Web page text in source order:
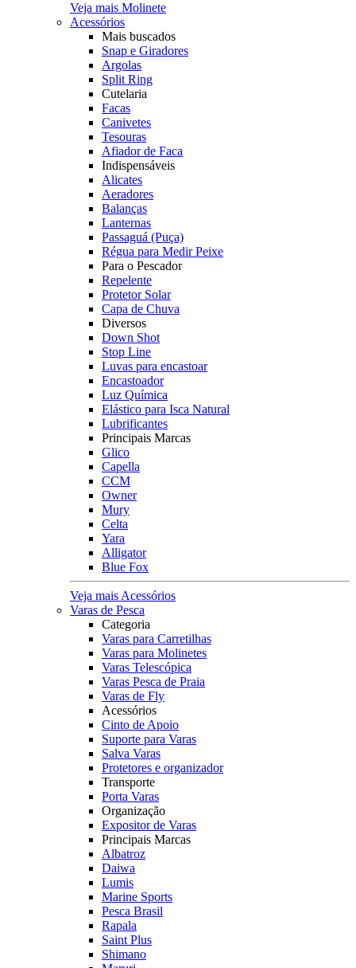
Veja mais Molinete
Acessórios
Mais buscados
Snap e Giradores
Argolas
Split Ring
Cutelaria
Facas
Canivetes
Tesouras
Afiador de Faca
Indispensáveis
Alicates
Aeradores
Balanças
Lanternas
Passaguá (Puça)
Régua para Medir Peixe
Para o Pescador
Repelente
Protetor Solar
Capa de Chuva
Diversos
Down Shot
Stop Line
Luvas para encastoar
Encastoador
Luz Química
Elástico para Isca Natural
Lubrificantes
Principais Marcas
Glico
Capella
CCM
Owner
Mury
Celta
Yara
Alligator
Blue Fox
Veja mais Acessórios
Varas de Pesca
Categoria
Varas para Carretilhas
Varas para Molinetes
Varas Telescópica
Varas Pesca de Praia
Varas de Fly
Acessórios
Cinto de Apoio
Suporte para Varas
Salva Varas
Protetores e organizador
Transporte
Porta Varas
Organização
Expositor de Varas
Principais Marcas
Albatroz
Daiwa
Lumis
Marine Sports
Pesca Brasil
Rapala
Saint Plus
Shimano